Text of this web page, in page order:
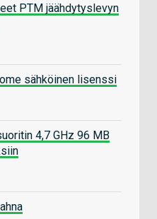
PTM jäähdytyslevyn
sähköinen lisenssi
4,7 GHz 96 MB